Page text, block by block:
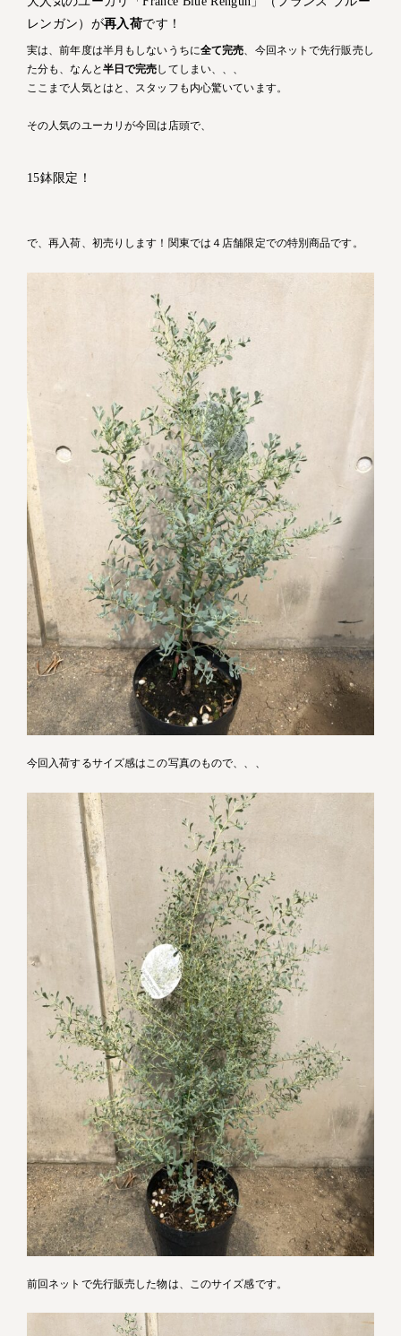
レンガン）が再入荷です！
実は、前年度は半月もしないうちに全て完売 、今回ネットで先行販売し
た分も、なんと半日で完売してしまい、、、
ここまで人気とはと、スタッフも内心驚いています。
その人気のユーカリが今回は店頭で、
15鉢限定！
で、再入荷、初売りします！関東では４店舗限定での特別商品です。
今回入荷するサイズ感はこの写真のもので、、、
前回ネットで先行販売した物は、このサイズ感です。